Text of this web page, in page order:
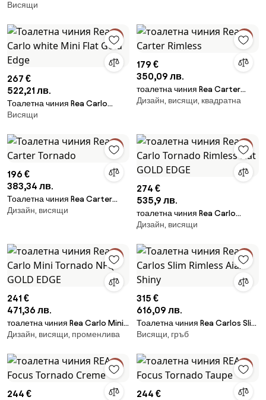
Tornado Rimless Flat N
Висящи
267 €
522,21 лв.
Тоалетна чиния Rea Carlo
white Mini Flat Gold Edge
Висящи
179 €
350,09 лв.
тоалетна чиния Rea Carter
Rimless
Дизайн, висящи, квадратна
196 €
383,34 лв.
Тоалетна чиния Rea Carter
Tornado
Дизайн, висящи
274 €
535,9 лв.
тоалетна чиния Rea Carlo
Tornado Rimless Flat GOLD
Дизайн, висящи
241 €
471,36 лв.
тоалетна чиния Rea Carlo Mini
Tornado NFQ GOLD EDGE
Дизайн, висящи, променлива
315 €
616,09 лв.
Тоалетна чиния Rea Carlos Slim
Rimless Aiax Shiny
Висящи, гръб
244 € 244 €